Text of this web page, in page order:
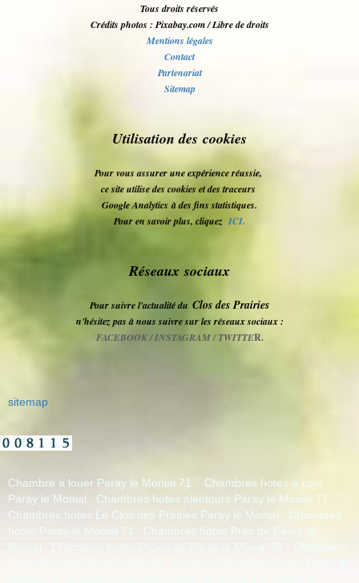
Tous droits réservés
Crédits photos : Pixabay.com / Libre de droits
Mentions légales
Contact
Partenariat
Sitemap
Utilisation des cookies
Pour vous assurer une expérience réussie,
ce site utilise des cookies et des traceurs
Google Analyticsà des fins statistiques.
Pour en savoir plus, cliquez ICI.
Réseaux sociaux
Pour suivre l'actualité du Clos des Prairies
n'hésitez pas à nous suivre sur les réseaux sociaux :
FACEBOOK / INSTAGRAM / TWITTER.
sitemap
Chambre a louer Paray le Monial 71
Chambres hotes a cote
Paray le Monial
Chambres hotes alentours Paray le Monial 71
Chambres hotes Le Clos des Prairies Paray le Monial
Chambres
hotes Paray le Monial 71
Chambres hotes Pres de Paray le
Monial
Chambres hotes Proximite Paray le Monial 71
Chambres